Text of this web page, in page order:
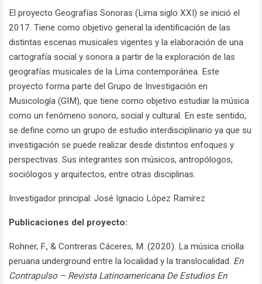
El proyecto Geografías Sonoras (Lima siglo XXI) se inició el
2017. Tiene como objetivo general la identificación de las
distintas escenas musicales vigentes y la elaboración de una
cartografía social y sonora a partir de la exploración de las
geografías musicales de la Lima contemporánea. Este
proyecto forma parte del Grupo de Investigación en
Musicología (GIM), que tiene como objetivo estudiar la música
como un fenómeno sonoro, social y cultural. En este sentido,
se define como un grupo de estudio interdisciplinario ya que su
investigación se puede realizar desde distintos enfoques y
perspectivas. Sus integrantes son músicos, antropólogos,
sociólogos y arquitectos, entre otras disciplinas.
Investigador principal: José Ignacio López Ramírez
Publicaciones del proyecto:
Rohner, F., & Contreras Cáceres, M. (2020). La música criolla
peruana underground entre la localidad y la translocalidad. En
Contrapulso – Revista Latinoamericana De Estudios En